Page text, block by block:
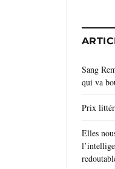
Sang
qui va
Prix
Elles